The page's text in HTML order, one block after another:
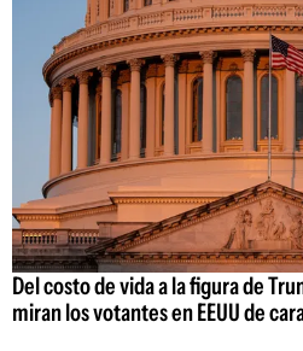
Del costo de vida a la figura de
miran los votantes en EEUU de